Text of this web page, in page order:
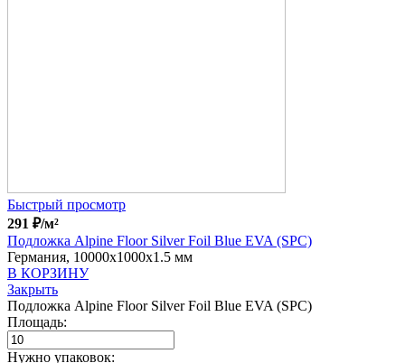
Быстрый просмотр
291 ₽/м²
Подложка Alpine Floor Silver Foil Blue EVA (SPC)
Германия, 10000x1000x1.5 мм
В КОРЗИНУ
Закрыть
Подложка Alpine Floor Silver Foil Blue EVA (SPC)
Площадь:
Нужно упаковок: